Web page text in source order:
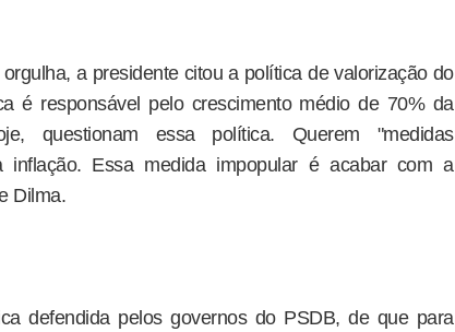
a presidente citou a política de valorização do
é responsável pelo crescimento médio de 70% da
questionam essa política. Querem "medidas
inflação. Essa medida impopular é acabar com a
Dilma.
defendida pelos governos do PSDB, de que para